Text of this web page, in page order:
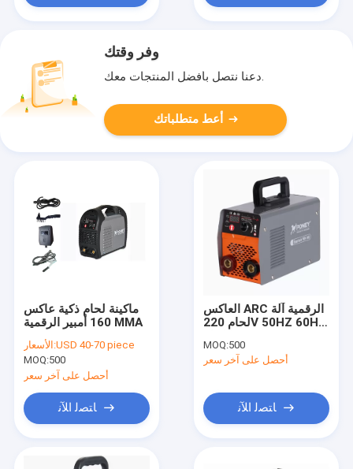
وفر وقتك
دعنا نتصل بأفضل المنتجات معك.
أعط متطلباتك
ماكينة لحام ذكية عاكس
160 أمبير الرقمية MMA
الأسعار:USD 40-70 piece
MOQ:500
أحصل على آخر سعر
ﺎﺘﺼﻟ ﺍﻶﻧ
العاكس ARC الرقمية آلة
لحام 220V 50HZ 60HZ
MOQ:500
أحصل على آخر سعر
ﺎﺘﺼﻟ ﺍﻶﻧ